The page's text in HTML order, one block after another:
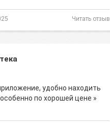
Читать отзыв
удобно находить
по хорошей цене »